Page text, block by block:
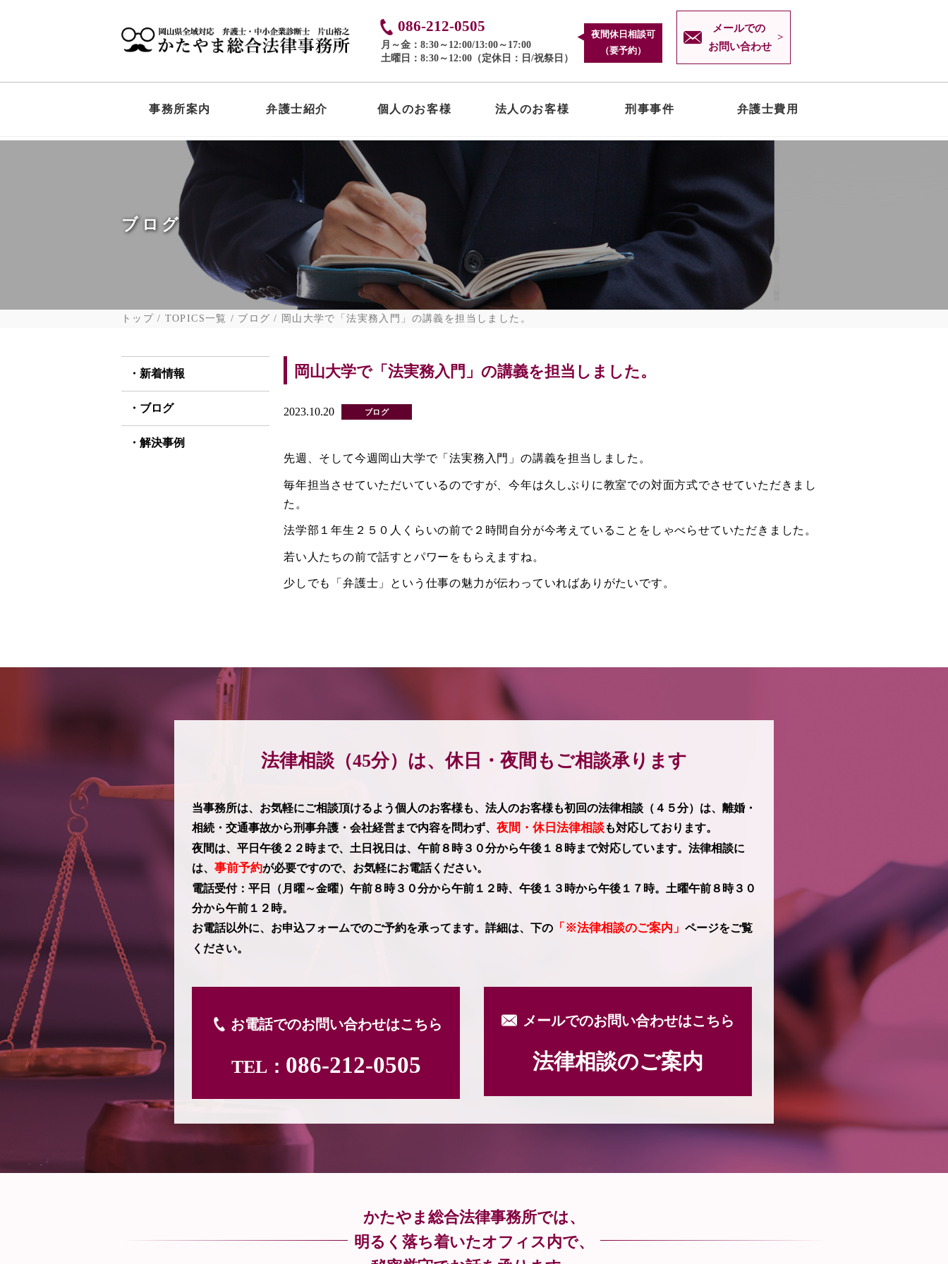
086-212-0505
月～金：8:30～12:00/13:00～17:00
土曜日：8:30～12:00（定休日：日/祝祭日）
夜間休日相談可
（要予約）
メールでの
お問い合わせ
事務所案内 弁護士紹介 個人のお客様 法人のお客様 刑事事件 弁護士費用
ブログ
トップ TOPICS一覧 ブログ 岡山大学で「法実務入門」の講義を担当しました。
岡山大学で「法実務入門」の講義を担当しました。
2023.10.20 ブログ
先週、そして今週岡山大学で「法実務入門」の講義を担当しました。
毎年担当させていただいているのですが、今年は久しぶりに教室での対面方式でさせていただきまし
た。
法学部１年生２５０人くらいの前で２時間自分が今考えていることをしゃべらせていただきました。
若い人たちの前で話すとパワーをもらえますね。
少しでも「弁護士」という仕事の魅力が伝わっていればありがたいです。
新着情報
ブログ
解決事例
法律相談（45分）は、休日・夜間もご相談承ります
当事務所は、お気軽にご相談頂けるよう個人のお客様も、法人のお客様も初回の法律相談（４５分）は、離婚・
相続・交通事故から刑事弁護・会社経営まで内容を問わず、 夜間・休日法律相談も対応しております。
夜間は、平日午後２２時まで、土日祝日は、午前８時３０分から午後１８時まで対応しています。法律相談に
は、 事前予約が必要ですので、お気軽にお電話ください。
電話受付：平日（月曜～金曜）午前８時３０分から午前１２時、午後１３時から午後１７時。土曜午前８時３０
分から午前１２時。
お電話以外に、お申込フォームでのご予約を承ってます。詳細は、下の 「※法律相談のご案内」 ページをご覧
ください。
お電話でのお問い合わせはこちら
TEL： 086-212-0505
メールでのお問い合わせはこちら
法律相談のご案内
かたやま総合法律事務所では、
明るく落ち着いたオフィス内で、